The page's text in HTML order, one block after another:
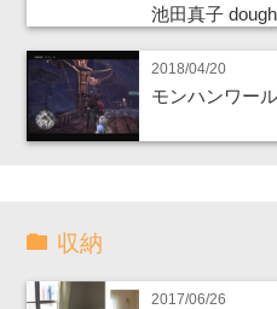
池田真子
2018/04/20
モンハンワー
収納
2017/06/26